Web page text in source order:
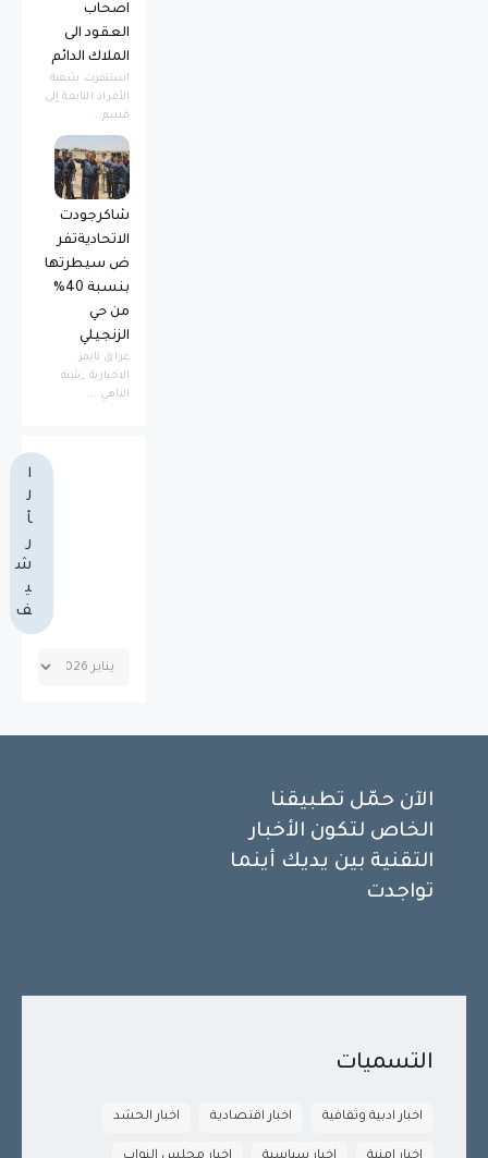
اصحاب
العقود الى
الملاك الدائم
استنفرت شعبة
الأفراد التابعة إلى
قسم...
شاكرجودت
الاتحاديةتفر
ض سيطرتها
بنسبة 40%
من حي
الزنجيلي
عراق تايمز
الاخبارية _بثينة
الناهي ...
ا
ل
أ
ر
ش
ي
ف
الآن حمّل تطبيقنا
الخاص لتكون الأخبار
التقنية بين يديك أينما
تواجدت
التسميات
اخبار ادبية وثقافية اخبار اقتصادية اخبار الحشد